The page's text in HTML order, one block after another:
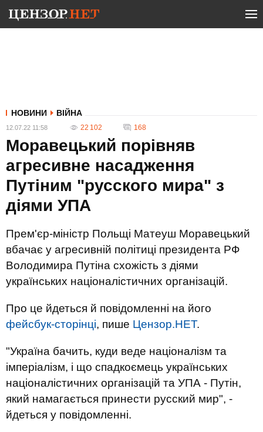
НОВИНИ ВІЙНА
12.07.22 11:58 22 102 168
Моравецький порівняв
агресивне насадження
Путіним "русского мира" з
діями УПА
Прем'єр-міністр Польщі Матеуш Моравецький
вбачає у агресивній політиці президента РФ
Володимира Путіна схожість з діями
українських націоналістичних організацій.
Про це йдеться й повідомленні на його
фейсбук-сторінці, пише Цензор.НЕТ.
"Україна бачить, куди веде націоналізм та
імперіалізм, і що спадкоємець українських
націоналістичних організацій та УПА - Путін,
який намагається принести русский мир", -
йдеться у повідомленні.